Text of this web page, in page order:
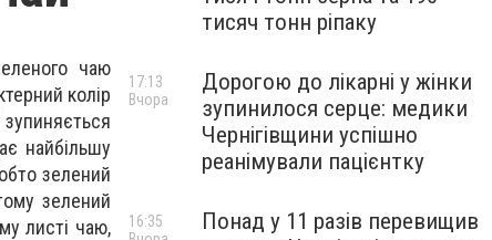
чаю
колір
найбільшу
зелений
зелений
листі чаю,
тисяч тонн ріпаку
Дорогою до лікарні у жінки
зупинилося серце: медики
Чернігівщини успішно
реанімували пацієнтку
17:13
Вчора
Понад у 11 разів перевищив
16:35